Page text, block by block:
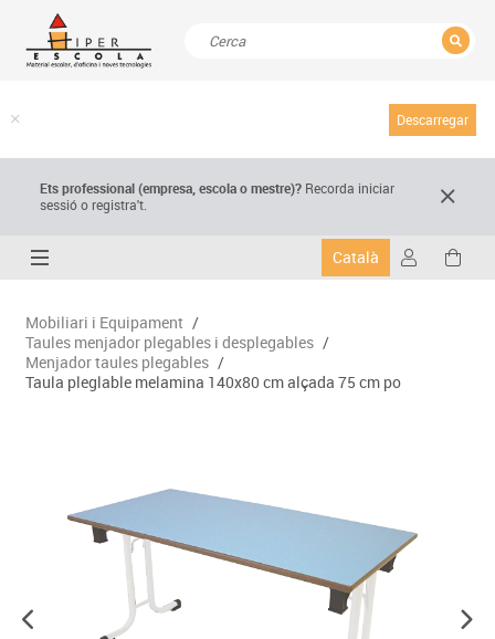
Descarregar
Ets professional (empresa,escola o mestre)? Recorda iniciar
sessió o registra't.
Català
Mobiliari i Equipament /
Taules menjador plegables i desplegables /
Menjador taules plegables /
Taula pleglable melamina 140x80 cm alçada 75 cm po